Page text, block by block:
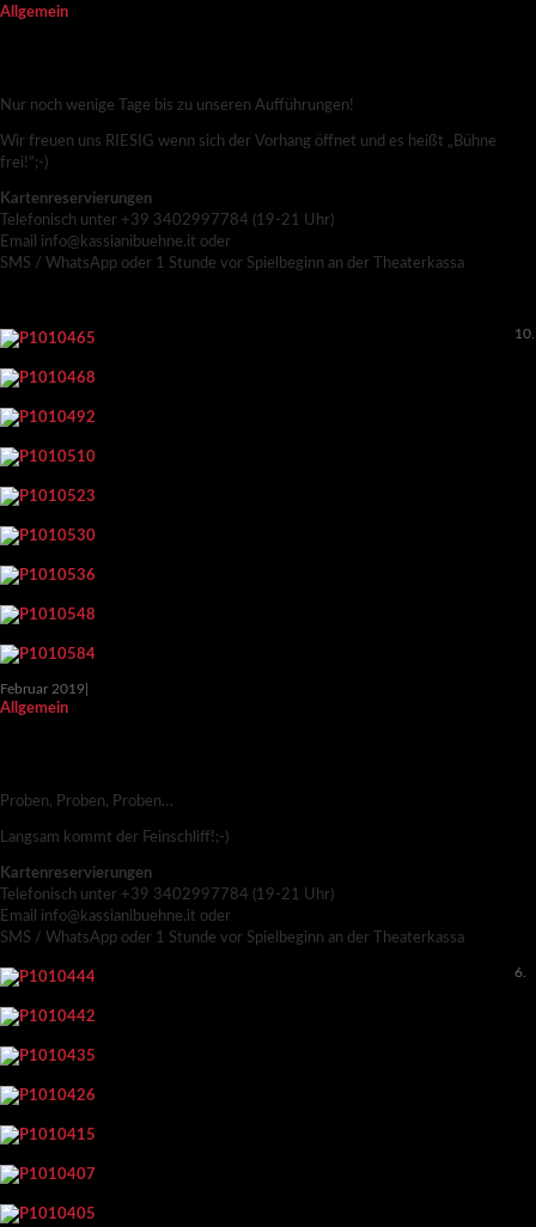
Allgemein
Nur noch wenige Tage bis zu unseren Aufführungen!
Wir freuen uns RIESIG wenn sich der Vorhang öffnet und es heißt „Bühne
frei!“;-)
Kartenreservierungen
Telefonisch unter +39 3402997784 (19-21 Uhr)
Email info@kassianibuehne.it oder
SMS / WhatsApp oder 1 Stunde vor Spielbeginn an der Theaterkassa
10.
Februar 2019
Allgemein
Proben, Proben, Proben…
Langsam kommt der Feinschliff!;-)
Kartenreservierungen
Telefonisch unter +39 3402997784 (19-21 Uhr)
Email info@kassianibuehne.it oder
SMS / WhatsApp oder 1 Stunde vor Spielbeginn an der Theaterkassa
6.